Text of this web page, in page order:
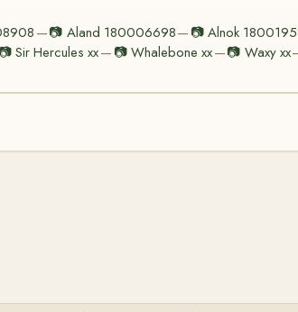
—📷 Aland 180006698— 📷Alnok
📷Sir Hercules xx— 📷Whalebone xx—📷 Waxy xx